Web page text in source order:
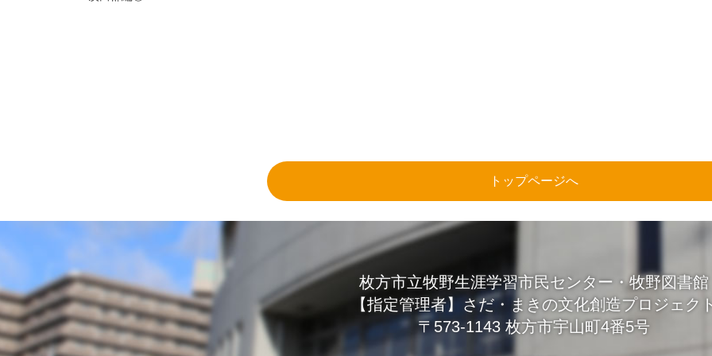
トップページへ
枚方市立牧野生涯学習市民センター・牧野図書館
【指定管理者】さだ・まきの文化創造プロジェク
〒573-1143 枚方市宇山町4番5号